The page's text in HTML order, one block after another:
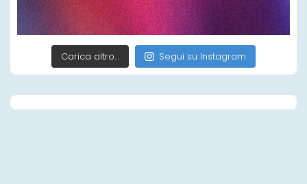
Carica altro… Segui su Instagram